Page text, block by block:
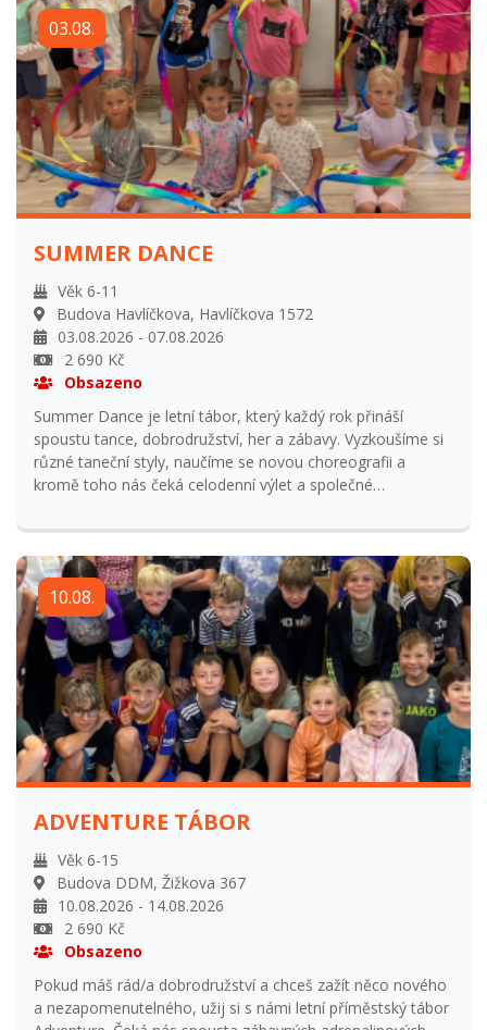
03.08.
SUMMER DANCE
Věk 6-11
Budova Havlíčkova, Havlíčkova 1572
03.08.2026 - 07.08.2026
2 690 Kč
Obsazeno
Summer Dance je letní tábor, který každý rok přináší
spoustu tance, dobrodružství, her a zábavy. Vyzkoušíme si
různé taneční styly, naučíme se novou choreografii a
kromě toho nás čeká celodenní výlet a společné
hodin, předposlední den s přespáním. Těšíme se na Vás!
Přihlašování od 1.1.2026 do 31.5.2026 Přihlášení po
uzavření přihlašování navýšení ceny o 15% z ceny tábora a
odsouhlasení s vedoucím tábora Storno podmínky: Vratka
95% při odhlášení do 31. května. Vratka 50% při odhlášení
od 31. května do začátku tábora. Vratka 0% při odhlášení
na začátku tábora.
10.08.
ADVENTURE TÁBOR
Věk 6-15
Budova DDM, Žižkova 367
10.08.2026 - 14.08.2026
2 690 Kč
Obsazeno
Pokud máš rád/a dobrodružství a chceš zažít něco nového
a nezapomenutelného, užij si s námi letní příměstský tábor